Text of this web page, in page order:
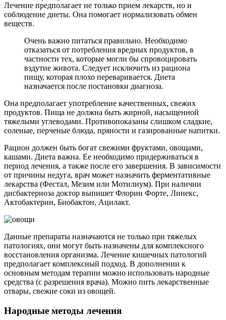
Лечение предполагает не только прием лекарств, но и
соблюдение диеты. Она помогает нормализовать обмен
веществ.
Очень важно питаться правильно. Необходимо
отказаться от потребления вредных продуктов, в
частности тех, которые могли бы спровоцировать
вздутие живота. Следует исключить из рациона
пищу, которая плохо переваривается. Диета
назначается после постановки диагноза.
Она предполагает употребление качественных, свежих
продуктов. Пища не должна быть жирной, насыщенной
тяжелыми углеводами. Противопоказаны слишком сладкие,
соленые, перченые блюда, пряности и газированные напитки.
Рацион должен быть богат свежими фруктами, овощами,
кашами. Диета важна. Ее необходимо придерживаться в
период лечения, а также после его завершения. В зависимости
от причины недуга, врач может назначить ферментативные
лекарства (Фестал, Мезим или Мотилиум). При наличии
дисбактериоза доктор выпишет Флорин Форте, Линекс,
Актобактерин, Биобактон, Ацилакт.
Данные препараты назначаются не только при тяжелых
патологиях, они могут быть назначены для комплексного
восстановления организма. Лечение кишечных патологий
предполагает комплексный подход. В дополнении к
основным методам терапии можно использовать народные
средства (с разрешения врача). Можно пить лекарственные
отвары, свежие соки из овощей.
Народные методы лечения